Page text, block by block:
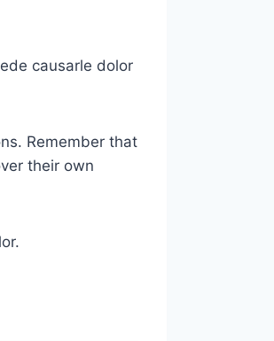
causarle dolor
Remember that
their own